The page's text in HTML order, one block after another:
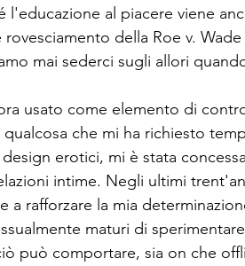
al piacere viene
della Roe v. Wade
mai sederci sugli allori
usato come elemento di
che mi ha richiesto
erotici, mi è stata concessa
intime. Negli ultimi
a rafforzare la mia
maturi di
può comportare, sia on che